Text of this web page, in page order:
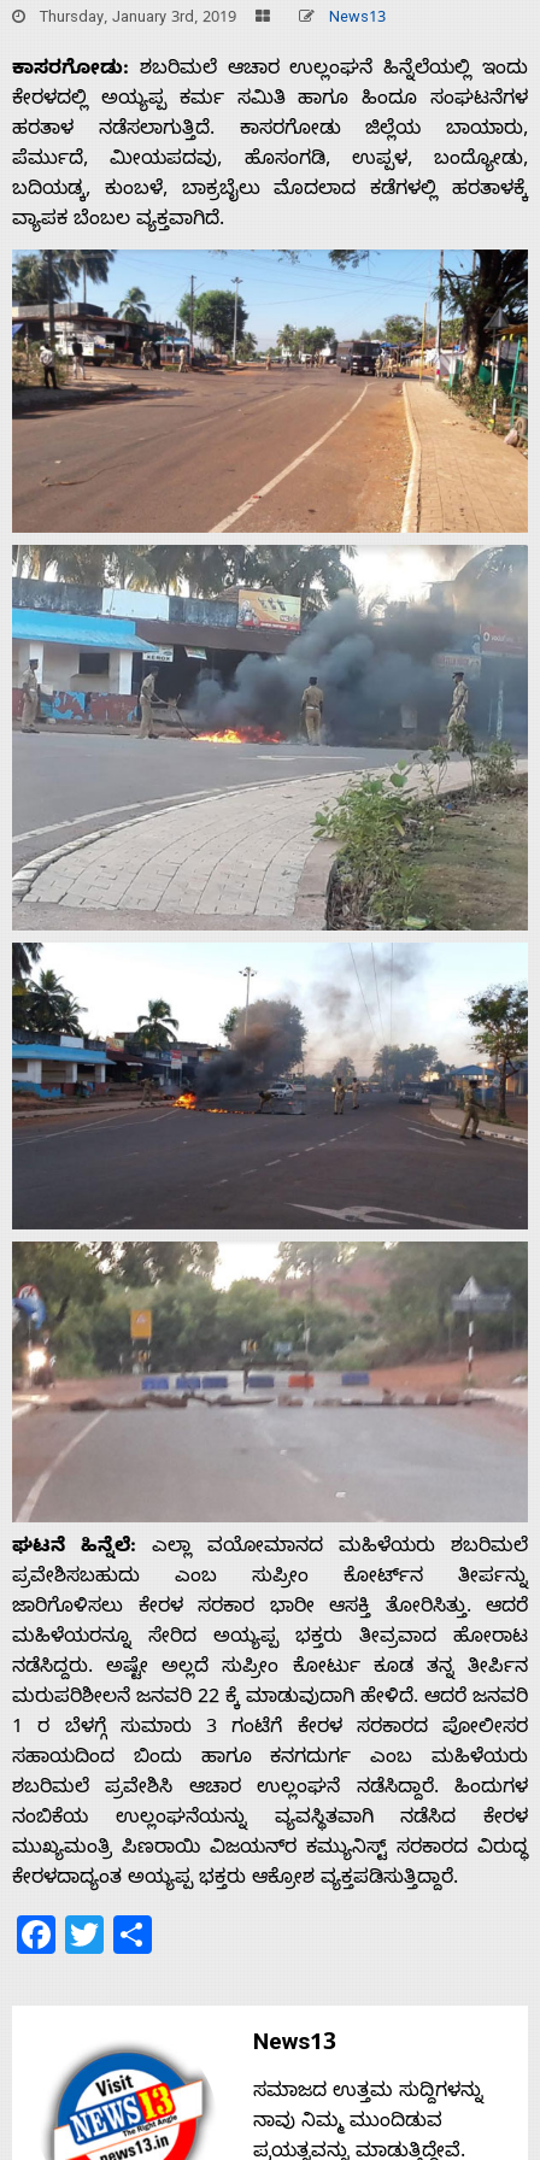
Home
About
Us
Advertise
s
Contact
Us
Thursday, January 3rd, 2019 News13
ಕಾಸರಗೋಡು: ಶಬರಿಮಲೆ ಆಚಾರ ಉಲ್ಲಂಘನೆ ಹಿನ್ನೆಲೆಯಲ್ಲಿ ಇಂದು
ಕೇರಳದಲ್ಲಿ ಅಯ್ಯಪ್ಪ ಕರ್ಮ ಸಮಿತಿ ಹಾಗೂ ಹಿಂದೂ ಸಂಘಟನೆಗಳ
ಹರತಾಳ ನಡೆಸಲಾಗುತ್ತಿದೆ. ಕಾಸರಗೋಡು ಜಿಲ್ಲೆಯ ಬಾಯಾರು,
ಪೆರ್ಮುದೆ, ಮೀಯಪದವು, ಹೊಸಂಗಡಿ, ಉಪ್ಪಳ, ಬಂದ್ಯೋಡು,
ಬದಿಯಡ್ಕ, ಕುಂಬಳೆ, ಬಾಕ್ರಬೈಲು ಮೊದಲಾದ ಕಡೆಗಳಲ್ಲಿ ಹರತಾಳಕ್ಕೆ
ವ್ಯಾಪಕ ಬೆಂಬಲ ವ್ಯಕ್ತವಾಗಿದೆ.
ಘಟನೆ ಹಿನ್ನೆಲೆ: ಎಲ್ಲಾ ವಯೋಮಾನದ ಮಹಿಳೆಯರು ಶಬರಿಮಲೆ
ಪ್ರವೇಶಿಸಬಹುದು ಎಂಬ ಸುಪ್ರೀಂ ಕೋರ್ಟ್­ನ ತೀರ್ಪನ್ನು
ಜಾರಿಗೊಳಿಸಲು ಕೇರಳ ಸರಕಾರ ಭಾರೀ ಆಸಕ್ತಿ ತೋರಿಸಿತ್ತು. ಆದರೆ
ಮಹಿಳೆಯರನ್ನೂ ಸೇರಿದ ಅಯ್ಯಪ್ಪ ಭಕ್ತರು ತೀವ್ರವಾದ ಹೋರಾಟ
ನಡೆಸಿದ್ದರು. ಅಷ್ಟೇ ಅಲ್ಲದೆ ಸುಪ್ರೀಂ ಕೋರ್ಟು ಕೂಡ ತನ್ನ ತೀರ್ಪಿನ
ಮರುಪರಿಶೀಲನೆ ಜನವರಿ 22 ಕ್ಕೆ ಮಾಡುವುದಾಗಿ ಹೇಳಿದೆ. ಆದರೆ ಜನವರಿ
1 ರ ಬೆಳಗ್ಗೆ ಸುಮಾರು 3 ಗಂಟೆಗೆ ಕೇರಳ ಸರಕಾರದ ಪೋಲೀಸರ
ಸಹಾಯದಿಂದ ಬಿಂದು ಹಾಗೂ ಕನಗದುರ್ಗ ಎಂಬ ಮಹಿಳೆಯರು
ಶಬರಿಮಲೆ ಪ್ರವೇಶಿಸಿ ಆಚಾರ ಉಲ್ಲಂಘನೆ ನಡೆಸಿದ್ದಾರೆ. ಹಿಂದುಗಳ
ನಂಬಿಕೆಯ ಉಲ್ಲಂಘನೆಯನ್ನು ವ್ಯವಸ್ಥಿತವಾಗಿ ನಡೆಸಿದ ಕೇರಳ‌
ಮುಖ್ಯಮಂತ್ರಿ ಪಿಣರಾಯಿ ವಿಜಯನ್­ರ ಕಮ್ಯುನಿಸ್ಟ್ ಸರಕಾರದ ವಿರುದ್ಧ
ಕೇರಳದಾದ್ಯಂತ ಅಯ್ಯಪ್ಪ ಭಕ್ತರು ಆಕ್ರೋಶ ವ್ಯಕ್ತಪಡಿಸುತ್ತಿದ್ದಾರೆ.
Facebook
Twitter
News13
ಸಮಾಜದ ಉತ್ತಮ ಸುದ್ದಿಗಳನ್ನು
ನಾವು ನಿಮ್ಮ ಮುಂದಿಡುವ
ಪ್ರಯತ್ನವನ್ನು ಮಾಡುತ್ತಿದ್ದೇವೆ.